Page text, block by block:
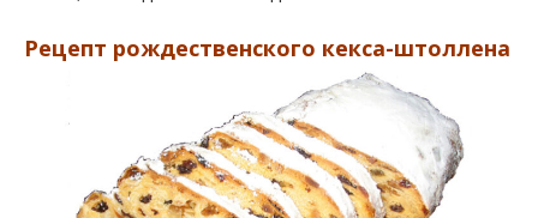
Рецепт рождественского кекса-штоллена